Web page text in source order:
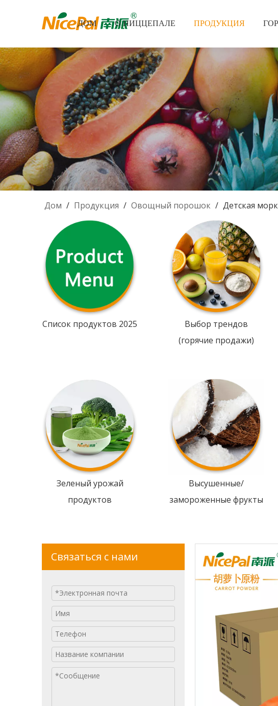
ДОМ О НИЦЦЕПАЛЕ ПРОДУКЦИЯ
Дом / Продукция / Овощный порошок / Детская
Список продуктов 2025
Выбор трендов
(горячие продажи)
Зеленый урожай
продуктов
Высушенные/
замороженные фрукты
Связаться с нами